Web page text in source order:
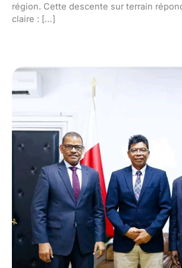
région. Cette descente sur terrain
claire : […]